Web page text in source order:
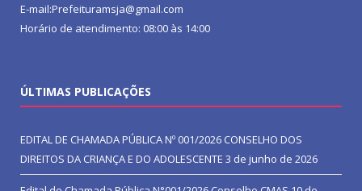
E-mail:Prefeituramsja@gmail.com
Horário de atendimento: 08:00 às 14:00
ÚLTIMAS PUBLICAÇÕES
EDITAL DE CHAMADA PÚBLICA Nº 001/2026 CONSELHO DOS
DIREITOS DA CRIANÇA E DO ADOLESCENTE 3 de junho de 2026